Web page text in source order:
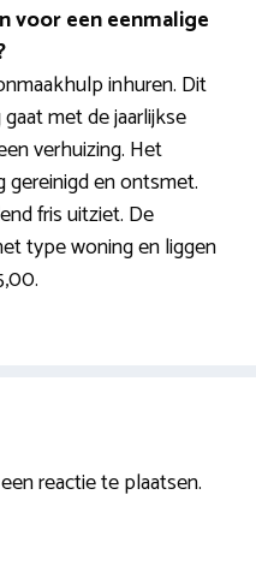
voor een eenmalige
inhuren. Dit
met de jaarlijkse
verhuizing. Het
en ontsmet.
fris uitziet. De
type woning en liggen
reactie te plaatsen.